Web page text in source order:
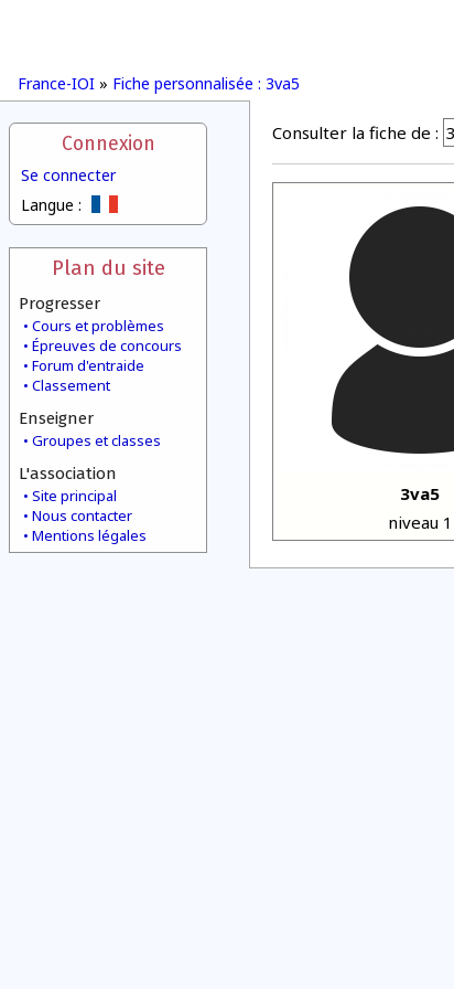
France-IOI » Fiche personnalisée : 3va5
Connexion
Se connecter
Langue :
Plan du site
Progresser
Cours et problèmes
Épreuves de concours
Forum d'entraide
Classement
Enseigner
Groupes et classes
L'association
Site principal
Nous contacter
Mentions légales
Consulter la fiche de :
3va5
niveau 1